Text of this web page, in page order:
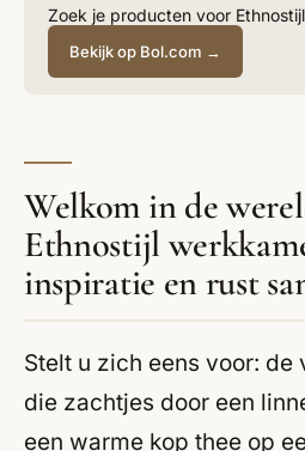
Zoek je producten voor
Bekijk op Bol.com →
Welkom in de
Ethnostijl
inspiratie en rust
Stelt u zich eens voor: de
die zachtjes door een
een warme kop thee op